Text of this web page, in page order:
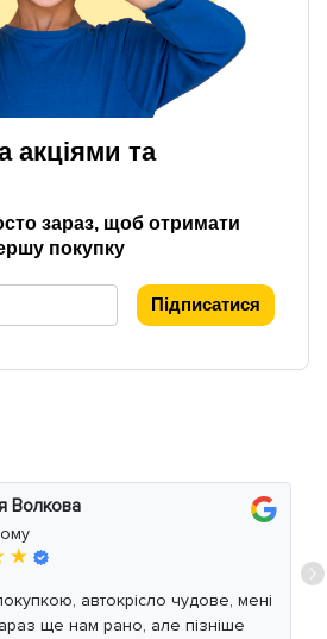
акціями та
зараз, щоб отримати
покупку
Підписатися
Волкова
★
автокрісло чудове, мені
ще нам рано, але пізніше